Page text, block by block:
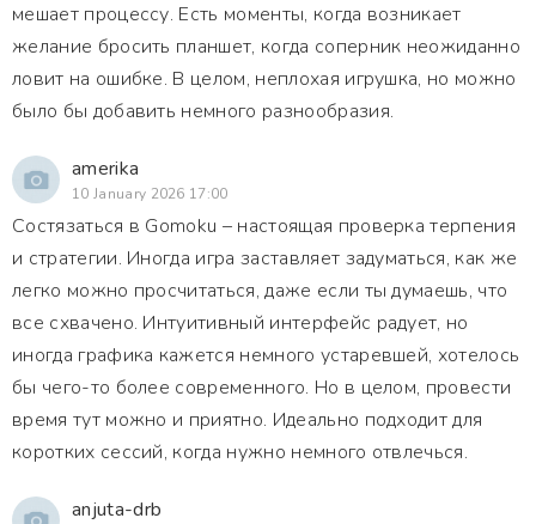
мешает процессу. Есть моменты, когда возникает
желание бросить планшет, когда соперник неожиданно
ловит на ошибке. В целом, неплохая игрушка, но можно
было бы добавить немного разнообразия.
amerika
10 January 2026 17:00
Состязаться в Gomoku – настоящая проверка терпения
и стратегии. Иногда игра заставляет задуматься, как же
легко можно просчитаться, даже если ты думаешь, что
все схвачено. Интуитивный интерфейс радует, но
иногда графика кажется немного устаревшей, хотелось
бы чего-то более современного. Но в целом, провести
время тут можно и приятно. Идеально подходит для
коротких сессий, когда нужно немного отвлечься.
anjuta-drb